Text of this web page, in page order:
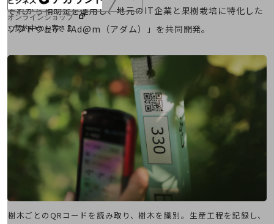
オンラインショップ
ご契約中のお客さま
サービス別サポート情報
ご契約中サービスの一元管理
Web明細(ビリングステーション)
それから補助金を運用し、地元のIT企業と果樹栽培に特化した
ソフトウェア「Ad@m（アダム）」を共同開発。
樹木ごとのQRコードを読み取り、樹木を識別。生産工程を記録し、